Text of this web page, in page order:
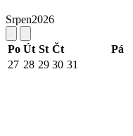
Srpen2026
Po Út St Čt Pá
27 28 29 30 31